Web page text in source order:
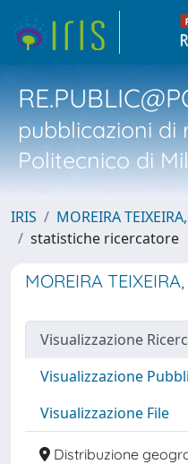
pubblicazioni di
Politecnico di
IRIS
MOREIRA
statistiche ricercatore
MOREIRA
Visualizzazione
Visualizzazione
Visualizzazione File
Distribuzione